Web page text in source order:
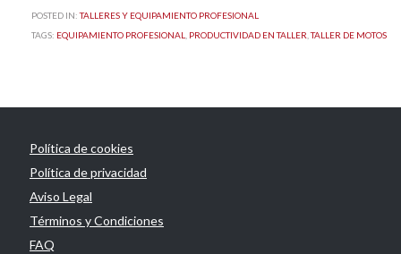
POSTED IN:TALLERES Y EQUIPAMIENTO PROFESIONAL
TAGS: EQUIPAMIENTO PROFESIONAL PRODUCTIVIDAD EN TALLER ,TALLER DE MOTOS
Política de cookies
Política de privacidad
Aviso Legal
Términos y Condiciones
FAQ